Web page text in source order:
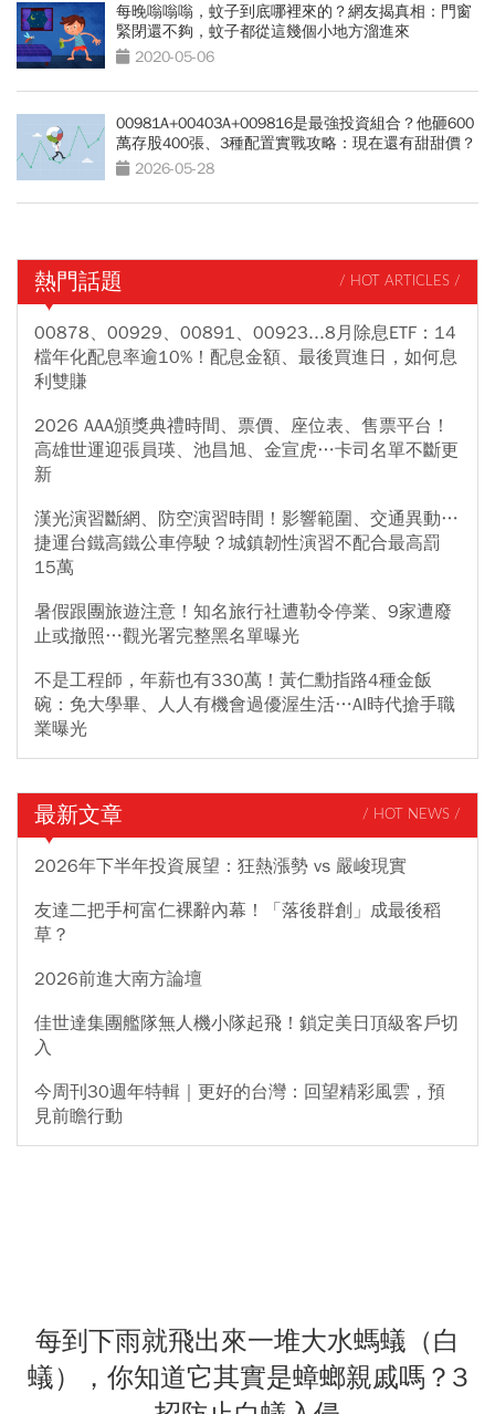
每晚嗡嗡嗡，蚊子到底哪裡來的？網友揭真相：門窗
緊閉還不夠，蚊子都從這幾個小地方溜進來
2020-05-06
00981A+00403A+009816是最強投資組合？他砸600
萬存股400張、3種配置實戰攻略：現在還有甜甜價？
2026-05-28
熱門話題 / HOT ARTICLES /
00878、00929、00891、00923...8月除息ETF：14
檔年化配息率逾10%！配息金額、最後買進日，如何息
利雙賺
2026 AAA頒獎典禮時間、票價、座位表、售票平台！
高雄世運迎張員瑛、池昌旭、金宣虎…卡司名單不斷更
新
漢光演習斷網、防空演習時間！影響範圍、交通異動…
捷運台鐵高鐵公車停駛？城鎮韌性演習不配合最高罰
15萬
暑假跟團旅遊注意！知名旅行社遭勒令停業、9家遭廢
止或撤照…觀光署完整黑名單曝光
不是工程師，年薪也有330萬！黃仁勳指路4種金飯
碗：免大學畢、人人有機會過優渥生活…AI時代搶手職
業曝光
最新文章 / HOT NEWS /
2026年下半年投資展望：狂熱漲勢 vs 嚴峻現實
友達二把手柯富仁裸辭內幕！「落後群創」成最後稻
草？
2026前進大南方論壇
佳世達集團艦隊無人機小隊起飛！鎖定美日頂級客戶切
入
今周刊30週年特輯｜更好的台灣：回望精彩風雲，預
見前瞻行動
每到下雨就飛出來一堆大水螞蟻（白
蟻），你知道它其實是蟑螂親戚嗎？3